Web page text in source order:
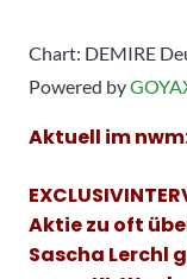
Chart: DEMIRE
Powered by
Aktuell im
Aktie zu oft
Sascha Lerchl